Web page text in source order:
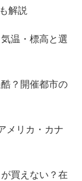
解説
温・標高と選
？開催都市の
メリカ・カナ
買えない？在